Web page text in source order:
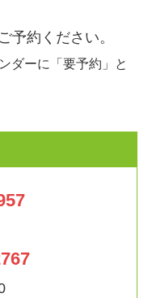
予約ください。
ダーに「要予約」と